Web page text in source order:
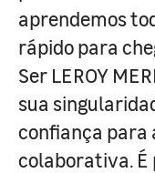
aprendemos
rápido para
Ser LEROY
sua
confiança
colaborativa.